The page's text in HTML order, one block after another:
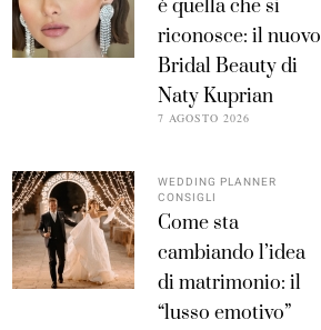
è quella che si
riconosce: il nuovo
Bridal Beauty di
Naty Kuprian
7 AGOSTO 2026
WEDDING PLANNER
CONSIGLI
Come sta
cambiando l’idea
di matrimonio: il
“lusso emotivo”